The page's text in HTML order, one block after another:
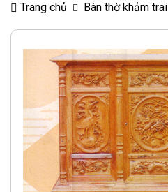
Trang chủ Bàn thờ khảm trai